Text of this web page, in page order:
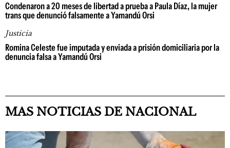
Condenaron a 20 meses de libertad a prueba a Paula Díaz, la mujer
trans que denunció falsamente a Yamandú Orsi
Justicia
Romina Celeste fue imputada y enviada a prisión domiciliaria por la
denuncia falsa a Yamandú Orsi
MAS NOTICIAS DE NACIONAL